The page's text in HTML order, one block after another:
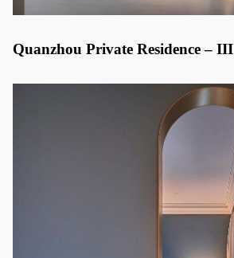
Quanzhou Private Residence – III